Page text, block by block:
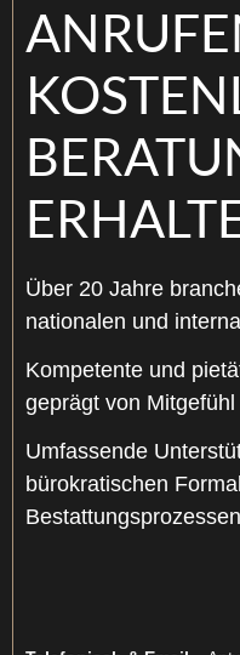
Über 20 Jahre
nationalen und
Kompetente und
geprägt von
Umfassende
bürokratischen